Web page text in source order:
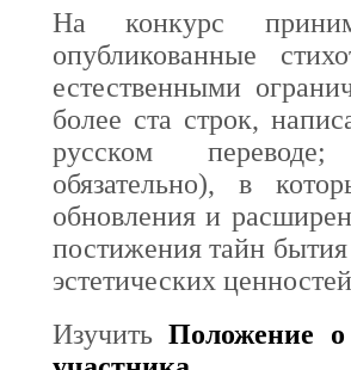
На конкурс
опубликованные
естественными
более ста строк,
русском переводе;
обязательно), в
обновления и
постижения тайн
эстетических
ИзучитьПоложение о